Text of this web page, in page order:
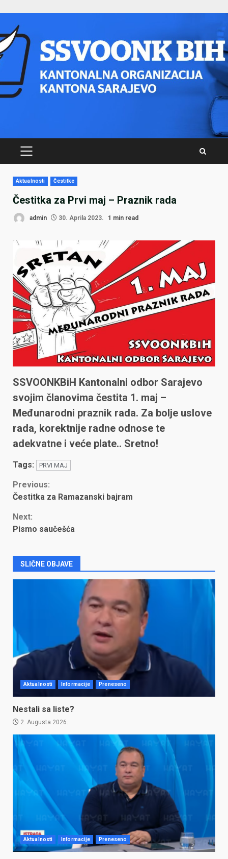
content
PRIMARY
Aktualnosti Čestitke
Čestitka za Prvi maj – Praznik rada
admin 30. Aprila 2023. 1 min read
SSVOONKBiH Kantonalni odbor Sarajevo
svojim članovima čestita 1. maj –
Međunarodni praznik rada. Za bolje uslove
rada, korektnije radne odnose te
adekvatne i veće plate.. Sretno!
Tags: PRVI MAJ
Continue
Previous:
Čestitka za Ramazanski bajram
Next:
Pismo saučešća
SLIČNE OBJAVE
Aktualnosti Informacije Preneseno
Nestali sa liste?
2. Augusta 2026.
Aktualnosti Informacije Preneseno